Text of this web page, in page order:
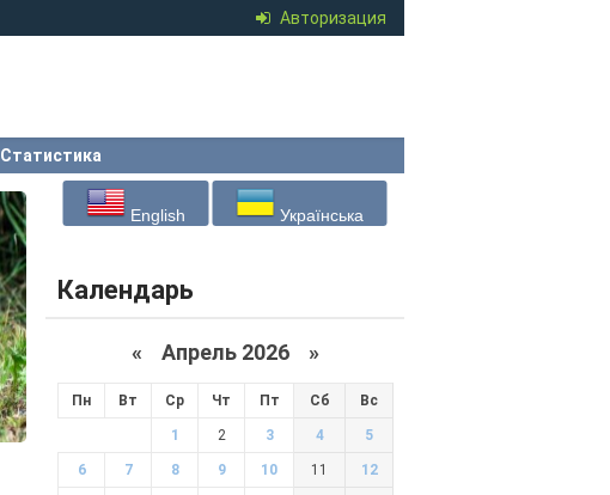
Авторизация
Статистика
English Українська
Календарь
« Апрель 2026 »
Пн Вт Ср Чт Пт Сб Вс
1 2 3 4 5
6 7 8 9 10 11 12